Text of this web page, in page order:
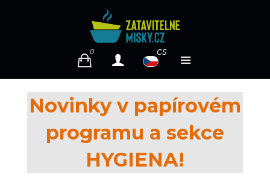
0 cs
Novinky v papírovém
programu a sekce
HYGIENA!